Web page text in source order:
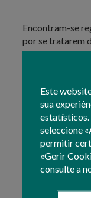
Este
sua
estatísticos.
seleccione
permitir
«Gerir
consulte a
Encontram-se
por se tratarem
ou de
Nessa
procedimentos
apoios:
Aves,
Apoio aos
Isenção